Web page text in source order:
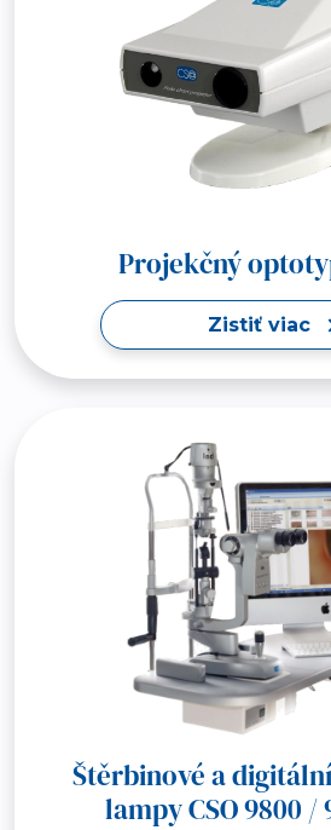
Projekčný
Zistiť viac
Štěrbinové a
lampy CSO 9800 /